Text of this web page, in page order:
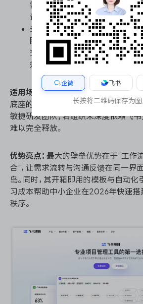
需求池、迭代规划到发布交付的
试错。
多维视图无缝切换：支持看板、
图，产品经理可按习惯管理需求
交付侧则聚焦任务流，实现同一
效协同。
适用场景：高度适合已使用或准备全
底座的中小企业，尤其是产品迭代快
敏捷研发团队；若组织未深度依赖飞
难以完全释放。
优势亮点： 最大的壁垒优势在于“工作
合”，让需求流转与沟通反馈在同一界
岛。同时，其开箱即用的模板与自动化
习成本帮助中小企业在2026年快速搭
秩序。
企微 飞书
长按将二维码保存为图